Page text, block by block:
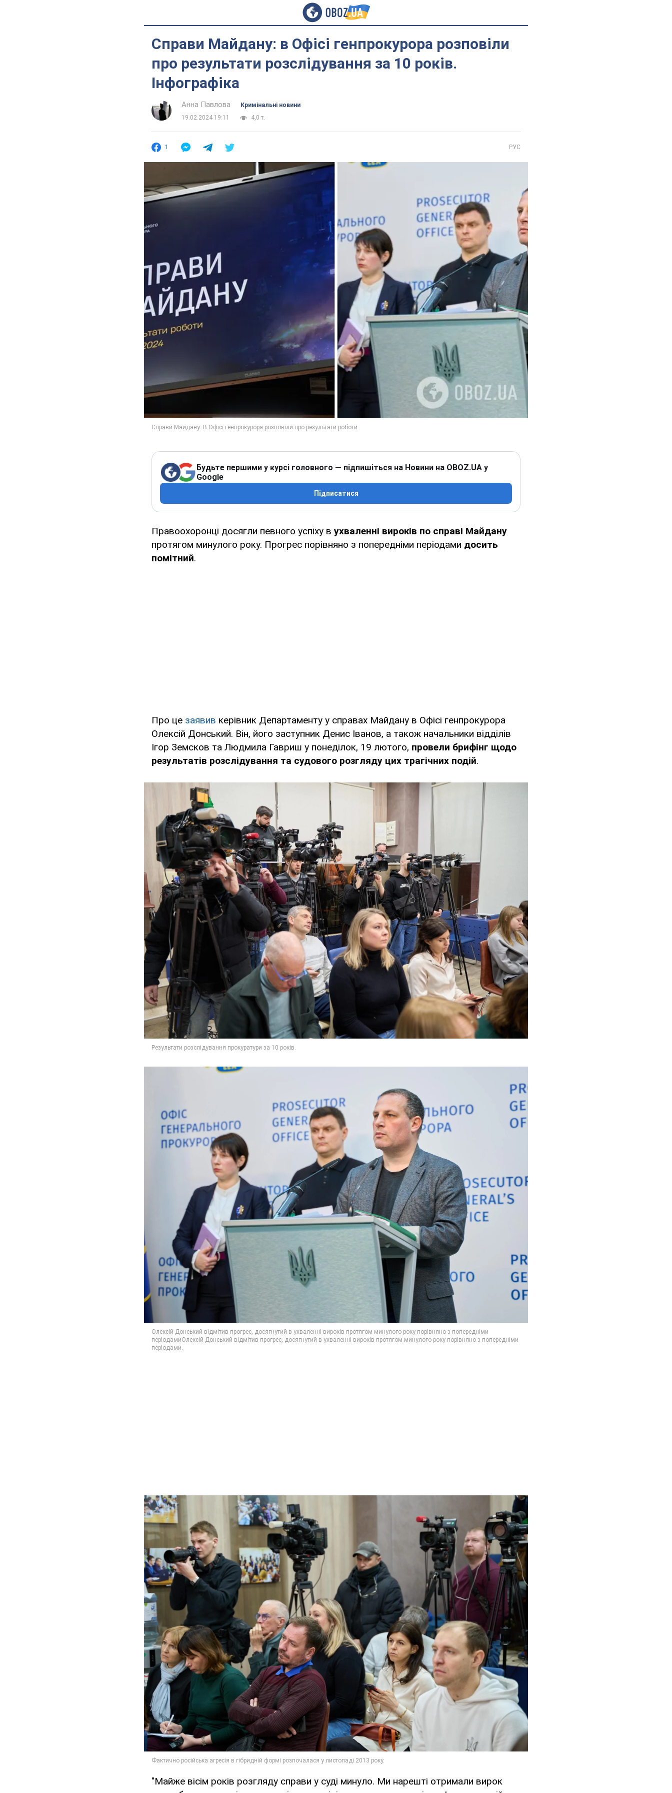
Справи Майдану: в Офісі генпрокурора розповіли
про результати розслідування за 10 років.
Інфографіка
Анна Павлова
Кримінальні новини
19.02.2024 19:11
4,0 т.
1 РУС
Будьте першими у курсі головного — підпишіться на Новини на OBOZ.UA у
Google
Підписатися
Правоохоронці досягли певного успіху в ухваленні вироків по справі Майдану
протягом минулого року. Прогрес порівняно з попередніми періодами досить
помітний.
Про це заявив керівник Департаменту у справах Майдану в Офісі генпрокурора
Олексій Донський. Він, його заступник Денис Іванов, а також начальники відділів
Ігор Земсков та Людмила Гавриш у понеділок, 19 лютого, провели брифінг щодо
результатів розслідування та судового розгляду цих трагічних подій.
"Майже вісім років розгляду справи у суді минуло. Ми нарешті отримали вирок